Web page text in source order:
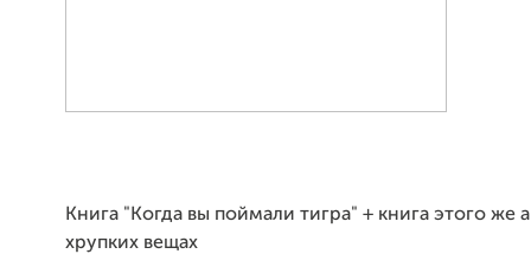
Книга "Когда вы поймали тигра" + книга этого же
хрупких вещах